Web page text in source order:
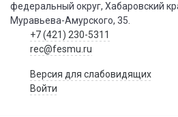
федеральный округ, Хабаровский
Муравьева-Амурского, 35.
+7 (421) 230-5311
rec@fesmu.ru
Версия для слабовидящих
Войти